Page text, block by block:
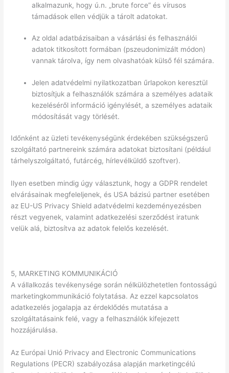
alkalmazunk, hogy ú.n. „brute force” és vírusos
támadások ellen védjük a tárolt adatokat.
Az oldal adatbázisaiban a vásárlási és felhasználói
adatok titkosított formában (pszeudonimizált módon)
vannak tárolva, így nem olvashatóak külső fél számára.
Jelen adatvédelmi nyilatkozatban űrlapokon keresztül
biztosítjuk a felhasználók számára a személyes adataik
kezeléséről információ igénylését, a személyes adataik
módosítását vagy törlését.
Időnként az üzleti tevékenységünk érdekében szükségszerű
szolgáltató partnereink számára adatokat biztosítani (például
tárhelyszolgáltató, futárcég, hírlevélküldő szoftver).
Ilyen esetben mindig úgy választunk, hogy a GDPR rendelet
elvárásainak megfeleljenek, és USA bázisú partner esetében
az EU-US Privacy Shield adatvédelmi kezdeményezésben
részt vegyenek, valamint adatkezelési szerződést iratunk
velük alá, biztosítva az adatok felelős kezelését.
5, MARKETING KOMMUNIKÁCIÓ
A vállalkozás tevékenysége során nélkülözhetetlen fontosságú
marketingkommunikáció folytatása. Az ezzel kapcsolatos
adatkezelés jogalapja az érdeklődés mutatása a
szolgáltatásaink felé, vagy a felhasználók kifejezett
hozzájárulása.
Az Európai Unió Privacy and Electronic Communications
Regulations (PECR) szabályozása alapján marketingcélú